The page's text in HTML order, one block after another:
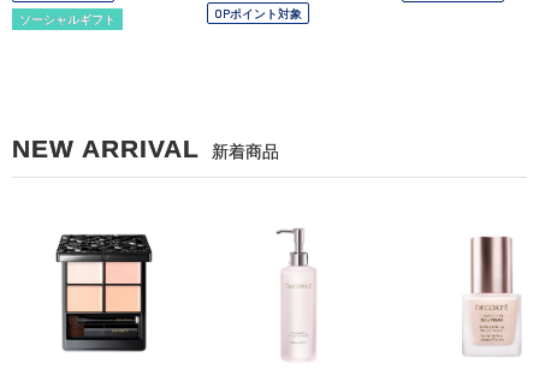
ソーシャルギフト
OPポイント対象
NEW ARRIVAL 新着商品